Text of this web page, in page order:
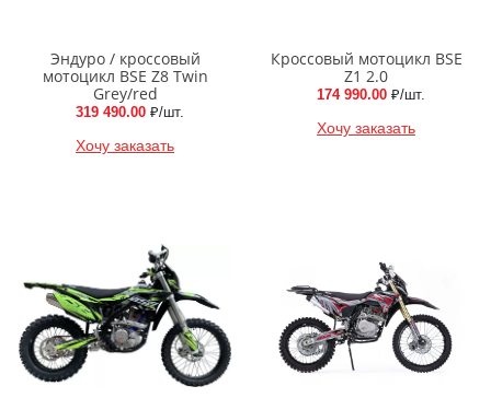
Эндуро / кроссовый
мотоцикл BSE Z8 Twin
Grey/red
319 490.00 ₽/шт.
Хочу заказать
Кроссовый мотоцикл BSE
Z1 2.0
174 990.00 ₽/шт.
Хочу заказать